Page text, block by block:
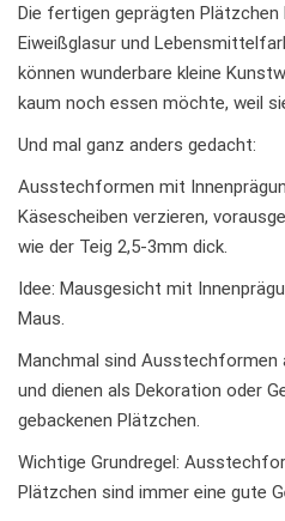
Die fertigen geprägten Plätzchen
Eiweißglasur und
können wunderbare kleine
kaum noch essen möchte, weil
Und mal ganz anders gedacht:
Ausstechformen mit
Käsescheiben verzieren,
wie der Teig 2,5-3mm dick.
Idee: Mausgesicht mit
Maus.
Manchmal sind Ausstechformen
und dienen als Dekoration oder
gebackenen Plätzchen.
Wichtige Grundregel:
Plätzchen sind immer eine gute